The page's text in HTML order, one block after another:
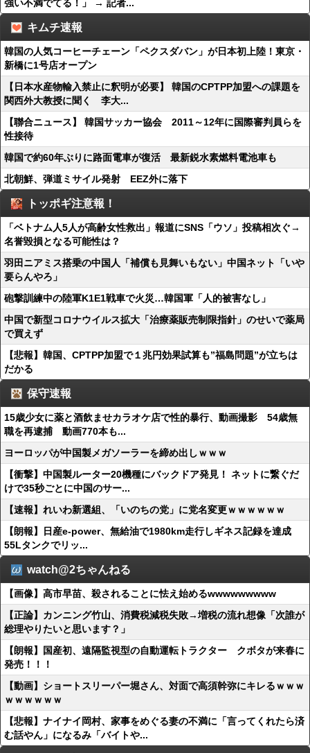
強い不満でてる！」 → 記者...
キムチ速報
韓国の人気コーヒーチェーン「ペクスダバン」が日本初上陸！東京・
新橋に1号店オープン
【日本水産物輸入禁止に釈明が必要】 韓国のCPTPP加盟への課題を
関西外大教授に聞く 李大...
【聯合ニュース】 韓国サッカー協会 2011～12年に国際審判員らを
性接待
韓国で約60年ぶりに路面電車が復活 最新鋭水素燃料電池車も
北朝鮮、弾道ミサイル発射 EEZ外に落下
トッポギ注意報！
「ベトナム人5人が高齢女性救出」報道にSNS「ウソ」投稿相次ぐ→
名誉毀損となる可能性は？
羽田ニアミス搭乗の中国人「補償も見舞いもない」中国ネット「いや
要らんやろ」
砲撃訓練中の陸軍K1E1戦車で火災…韓国軍「人的被害なし」
中国で新型コロナウイルス拡大「治療薬販売制限指針」のせいで薬局
で買えず
【悲報】韓国、CPTPP加盟で１兆円効果試算も”福島問題”が立ちは
だかる
保守速報
15歳少女に薬と酒飲ませカラオケ店で性的暴行、動画撮影 54歳無
職を再逮捕 動画770本も...
ヨーロッパが中国製メガソーラーを締め出しｗｗｗ
【衝撃】中国製ルーター20機種にバックドア発見！ ネットに繋ぐだ
けで35秒ごとに中国のサー...
【速報】れいわ新選組、「いのちの党」に党名変更ｗｗｗｗｗｗ
【朗報】日産e-power、無給油で1980km走行しギネス記録を達成
55Lタンクでリッ...
watch@2ちゃんねる
【画像】高市早苗、殺されることに怯え始めるwwwwwwwww
【正論】カンニング竹山、消費税減税失敗→増税の流れ想像「次誰が
総理やりたいと思います？」
【朗報】国産初、遠隔監視型の自動運転トラクター クボタが来春に
発売！！！
【動画】ショートスリーパー堀さん、対面で高須幹弥にキレるｗｗｗ
ｗｗｗｗｗｗ
【悲報】ナイナイ岡村、家事をめぐる妻の不満に「言ってくれたら済
む話やん」になるみ「バイトや...